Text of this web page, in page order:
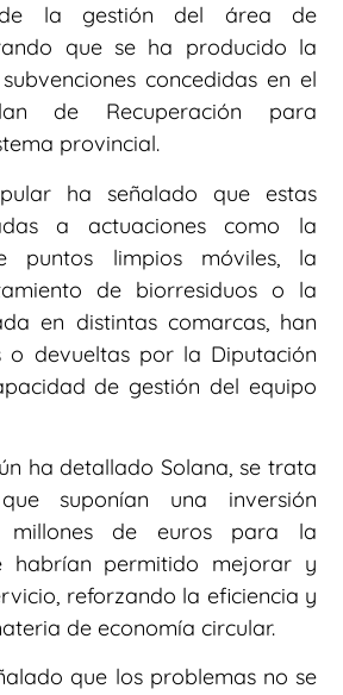
de la gestión del área de
que se ha producido la
concedidas en el
de Recuperación para
provincial.
ha señalado que estas
a actuaciones como la
puntos limpios móviles, la
de biorresiduos o la
en distintas comarcas, han
o devueltas por la Diputación
de gestión del equipo
ha detallado Solana, se trata
suponían una inversión
millones de euros para la
habrían permitido mejorar y
reforzando la eficiencia y
de economía circular.
que los problemas no se